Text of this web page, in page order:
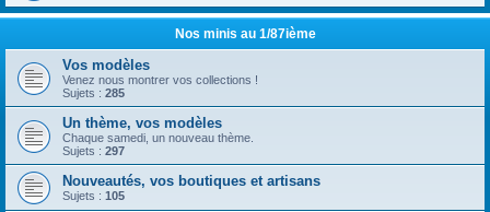
Nos minis au 1/87ième
Vos modèles
Venez nous montrer vos collections !
Sujets : 285
Un thème, vos modèles
Chaque samedi, un nouveau thème.
Sujets : 297
Nouveautés, vos boutiques et artisans
Sujets : 105